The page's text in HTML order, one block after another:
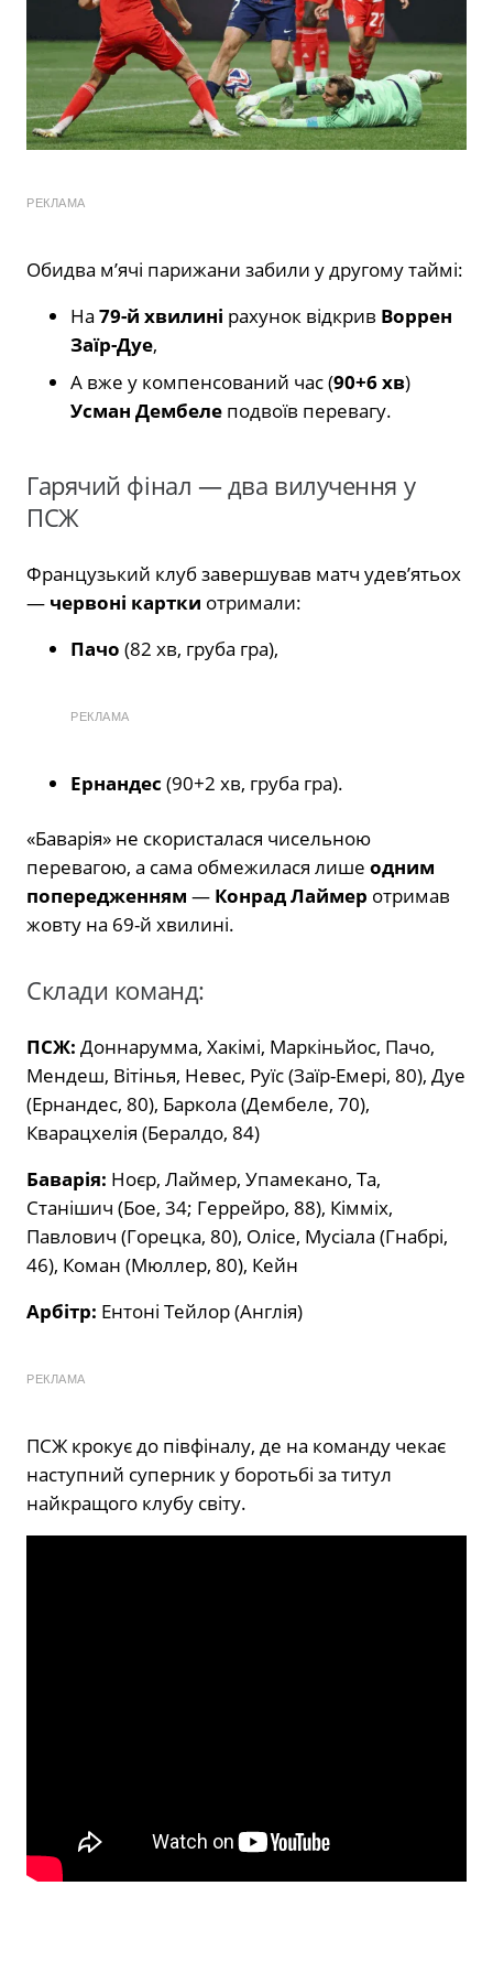
РЕКЛАМА
Обидва м’ячі парижани забили у другому таймі:
На 79-й хвилині рахунок відкрив Воррен
Заїр-Дуе,
А вже у компенсований час (90+6 хв)
Усман Дембеле подвоїв перевагу.
Гарячий фінал — два вилучення у
ПСЖ
Французький клуб завершував матч удев’ятьох
— червоні картки отримали:
Пачо (82 хв, груба гра),
РЕКЛАМА
Ернандес (90+2 хв, груба гра).
«Баварія» не скористалася чисельною
перевагою, а сама обмежилася лише одним
попередженням — Конрад Лаймер отримав
жовту на 69-й хвилині.
Склади команд:
ПСЖ: Доннарумма, Хакімі, Маркіньйос, Пачо,
Мендеш, Вітінья, Невес, Руїс (Заїр-Емері, 80), Дуе
(Ернандес, 80), Баркола (Дембеле, 70),
Кварацхелія (Бералдо, 84)
Баварія: Ноєр, Лаймер, Упамекано, Та,
Станішич (Бое, 34; Геррейро, 88), Кімміх,
Павлович (Горецка, 80), Олісе, Мусіала (Гнабрі,
46), Коман (Мюллер, 80), Кейн
Арбітр: Ентоні Тейлор (Англія)
РЕКЛАМА
ПСЖ крокує до півфіналу, де на команду чекає
наступний суперник у боротьбі за титул
найкращого клубу світу.